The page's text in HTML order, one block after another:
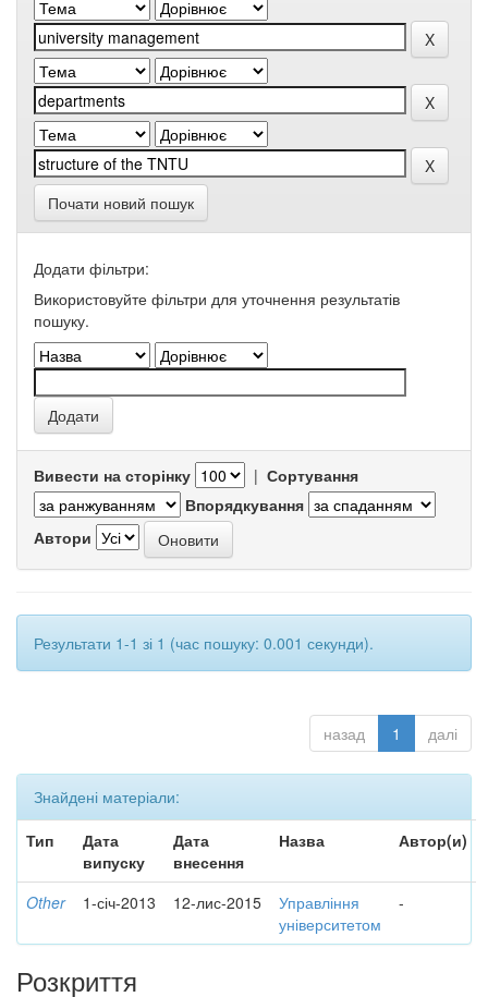
Почати новий пошук
Додати фільтри:
Використовуйте фільтри для уточнення результатів
пошуку.
Вивести на сторінку | Сортування
Впорядкування
Автори
Результати 1-1 зі 1 (час пошуку: 0.001 секунди).
назад 1 далі
Знайдені матеріали:
Тип
Дата
випуску
Дата
внесення
Назва Автор(и)
Other 1-січ-2013 12-лис-2015
Управління
університетом
-
Розкриття